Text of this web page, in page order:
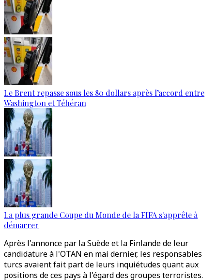
Le Brent repasse sous les 80 dollars après l’accord entre
Washington et Téhéran
La plus grande Coupe du Monde de la FIFA s'apprête à
démarrer
Après l'annonce par la Suède et la Finlande de leur
candidature à l'OTAN en mai dernier, les responsables
turcs avaient fait part de leurs inquiétudes quant aux
positions de ces pays à l'égard des groupes terroristes.